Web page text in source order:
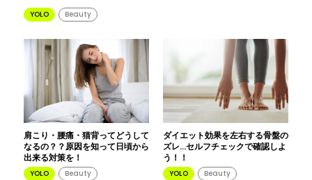
YOLO Beauty
肩こり・腰痛・猫背ってどうして
なるの？？原因を知って日頃から
出来る対策を！
YOLO Beauty
ダイエット効果を左右する骨盤の
ズレ…セルフチェックで確認しよ
う！！
YOLO Beauty